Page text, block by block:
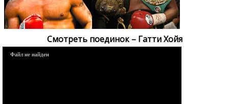
Смотреть поединок – Гатти Хойя
Файл не найден